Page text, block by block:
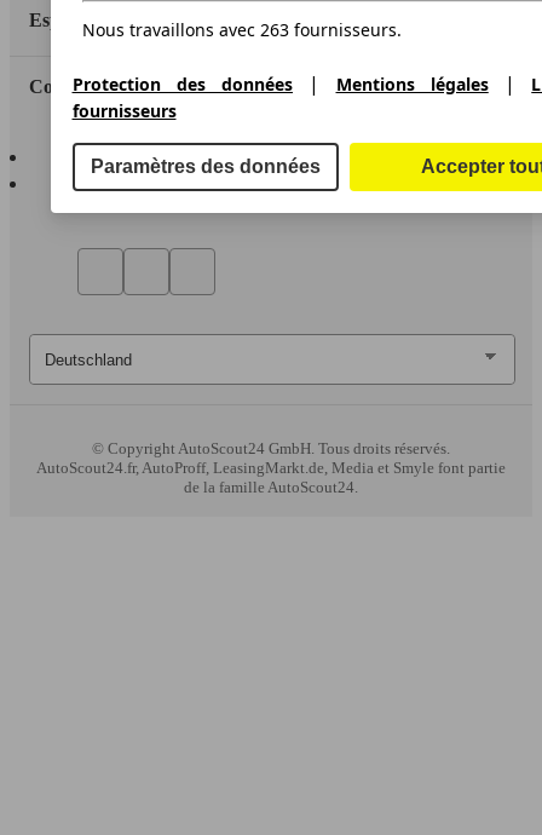
Espace Pro
Contact
AutoScout24 pour iOS
AutoScout24 pour Android
© CopyrightAutoScout24 GmbH. Tous droits réservés.
AutoScout24.fr, AutoProff, LeasingMarkt.de, Media et Smyle font partie
de la famille AutoScout24.
Nous travaillons avec 263 fournisseurs.
Protection des données | Mentions légales|
fournisseurs
Paramètres des données Accepter